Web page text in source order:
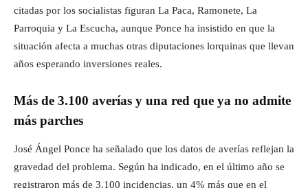
citadas por los socialistas figuran La Paca, Ramonete, La
Parroquia y La Escucha, aunque Ponce ha insistido en que la
situación afecta a muchas otras diputaciones lorquinas que llevan
años esperando inversiones reales.
Más de 3.100 averías y una red que ya no admite
más parches
José Ángel Ponce ha señalado que los datos de averías reflejan la
gravedad del problema. Según ha indicado, en el último año se
registraron más de 3.100 incidencias, un 4% más que en el